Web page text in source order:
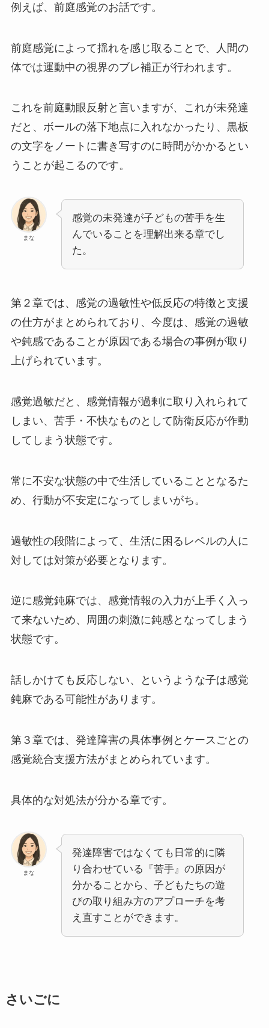
例えば、前庭感覚のお話です。
前庭感覚によって揺れを感じ取ることで、人間の
体では運動中の視界のブレ補正が行われます。
これを前庭動眼反射と言いますが、これが未発達
だと、ボールの落下地点に入れなかったり、黒板
の文字をノートに書き写すのに時間がかかるとい
うことが起こるのです。
まな
感覚の未発達が子どもの苦手を生
んでいることを理解出来る章でし
た。
第２章では、感覚の過敏性や低反応の特徴と支援
の仕方がまとめられており、今度は、感覚の過敏
や鈍感であることが原因である場合の事例が取り
上げられています。
感覚過敏だと、感覚情報が過剰に取り入れられて
しまい、苦手・不快なものとして防衛反応が作動
してしまう状態です。
常に不安な状態の中で生活していることとなるた
め、行動が不安定になってしまいがち。
過敏性の段階によって、生活に困るレベルの人に
対しては対策が必要となります。
逆に感覚鈍麻では、感覚情報の入力が上手く入っ
て来ないため、周囲の刺激に鈍感となってしまう
状態です。
話しかけても反応しない、というような子は感覚
鈍麻である可能性があります。
第３章では、発達障害の具体事例とケースごとの
感覚統合支援方法がまとめられています。
具体的な対処法が分かる章です。
まな
発達障害ではなくても日常的に隣
り合わせている『苦手』の原因が
分かることから、子どもたちの遊
びの取り組み方のアプローチを考
え直すことができます。
さいごに